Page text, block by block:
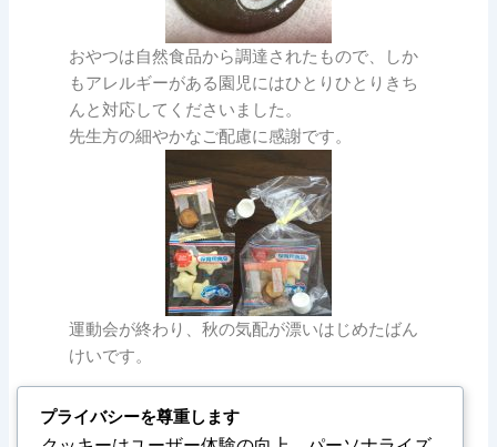
おやつは自然食品から調達されたもので、しか
もアレルギーがある園児にはひとりひとりきち
んと対応してくださいました。
先生方の細やかなご配慮に感謝です。
運動会が終わり、秋の気配が漂いはじめたばん
けいです。
プライバシーを尊重します